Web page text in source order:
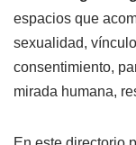
espacios que
sexualidad,
consentimiento,
mirada humana,